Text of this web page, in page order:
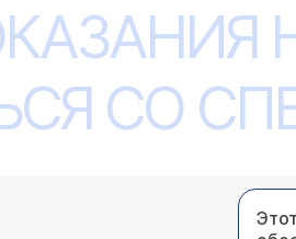
благодарю за ответ.
хороших
иммунитет,.алергии
СО